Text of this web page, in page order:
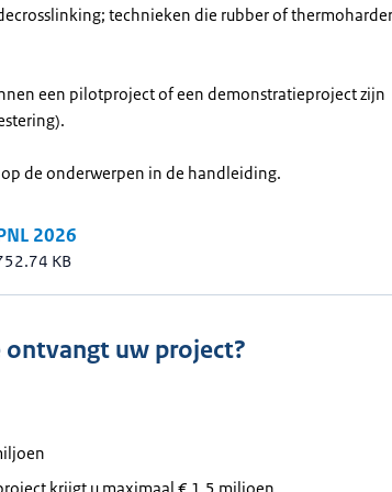
technieken die rubber of
een pilotproject of een demonstratieproject zijn
de onderwerpen in de handleiding.
2026
KB
ontvangt uw project?